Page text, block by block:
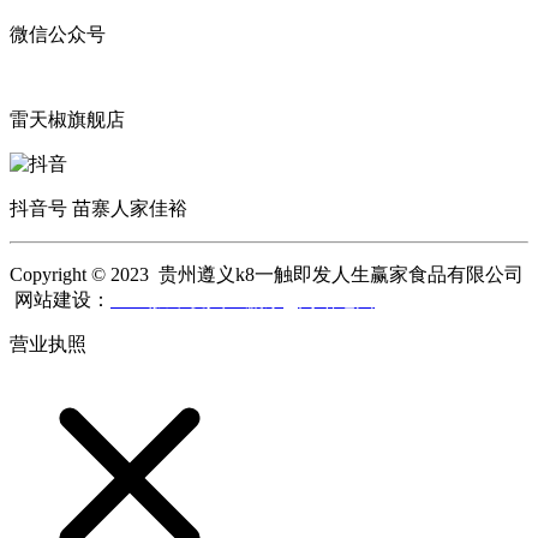
微信公众号
雷天椒旗舰店
抖音号 苗寨人家佳裕
Copyright © 2023 贵州遵义k8一触即发人生赢家食品有限公司
网站建设：
营业执照